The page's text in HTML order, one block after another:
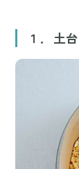
１．土